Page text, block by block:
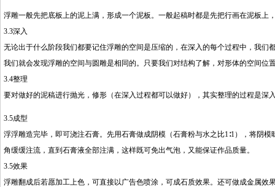
浮雕一般先把底板上的泥上满，形成一个泥板。一般起稿时都是先把行画在泥板上
3.3深入
无论出于什么阶段我们都要记住浮雕的空间是压缩的，在深入的每个过程中，我
我们就会发现浮雕的空间与圆雕是相同的。只要我们对结构了解，对形体的空间位
3.4整理
要对做好的泥稿进行抛光，修形（在深入过程都可以做好），其实整理的过程是深
3.5成型
浮浮雕造完毕，即可浇注石膏。先用石膏做成阴模（石膏粉与水之比1∶1），将阴
角缓缓注流，直到石膏液全部注满，这样既可免出气泡，又能保证作品质量。
3.5效果
浮雕翻成后若愿加工上色，可直接以广告色喷涂，可成石质效果。还可做成金属